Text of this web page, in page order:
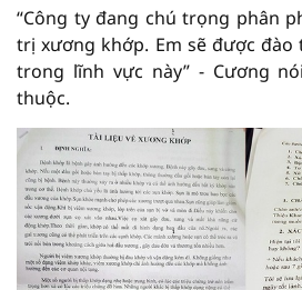
“Công ty đang chú trọng phân
trị xương khớp. Em sẽ được đào
trong lĩnh vực này” - Cương
thuộc.